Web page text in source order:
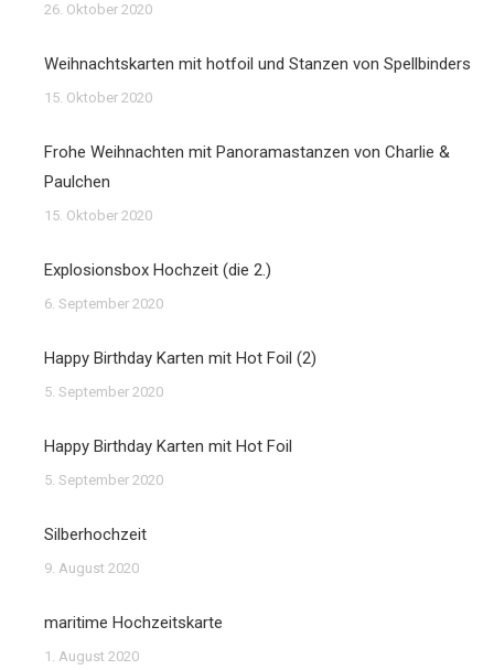
26. Oktober 2020
Weihnachtskarten mit hotfoil und Stanzen von Spellbinders
15. Oktober 2020
Frohe Weihnachten mit Panoramastanzen von Charlie &
Paulchen
15. Oktober 2020
Explosionsbox Hochzeit (die 2.)
6. September 2020
Happy Birthday Karten mit Hot Foil (2)
5. September 2020
Happy Birthday Karten mit Hot Foil
5. September 2020
Silberhochzeit
9. August 2020
maritime Hochzeitskarte
1. August 2020